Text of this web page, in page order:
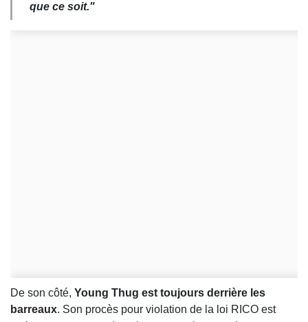
que ce soit."
De son côté, Young Thug est toujours derrière les
barreaux. Son procès pour violation de la loi RICO est